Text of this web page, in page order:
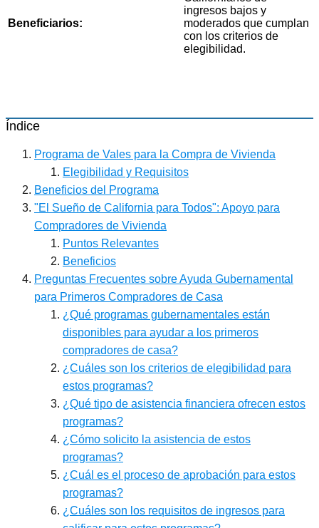
Índice
Programa de Vales para la Compra de Vivienda
Elegibilidad y Requisitos
Beneficios del Programa
"El Sueño de California para Todos": Apoyo para
Compradores de Vivienda
Puntos Relevantes
Beneficios
Preguntas Frecuentes sobre Ayuda Gubernamental
para Primeros Compradores de Casa
¿Qué programas gubernamentales están
disponibles para ayudar a los primeros
compradores de casa?
¿Cuáles son los criterios de elegibilidad para
estos programas?
¿Qué tipo de asistencia financiera ofrecen estos
programas?
¿Cómo solicito la asistencia de estos
programas?
¿Cuál es el proceso de aprobación para estos
programas?
¿Cuáles son los requisitos de ingresos para
Beneficiarios:
ingresos bajos y
moderados que cumplan
con los criterios de
elegibilidad.